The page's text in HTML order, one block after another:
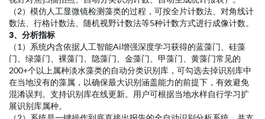
10X等全系列物镜。图像分辨率可高达≤0.125μm/pixel。高精度电控
XYZ显微自动扫描平台在X/Y轴重复定位精度≤2μm，具有多景深融
合连续自动扫描特性，拍摄层数和层间距可调。可自动拼接超视野
巨大图，有效避免藻类被各视野的边缘切碎。可自动扫描样本图像
并自动存储，可录制样本清晰视频影像。
2、分析规范
（1）符合《SL733-2016内陆水域浮游植物监测技术规程》、《水
和废水监测分析方法》（第四版）第五篇《水和废水的生物监测方
法》、GB17378-2007《海洋监测规范》、GB/T12763-2007《海洋
调查规范》中藻类监测的规范，及HJ 1216-2021《水质 浮游植物的